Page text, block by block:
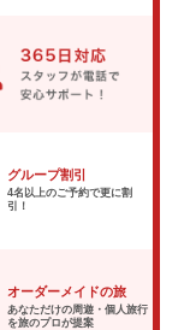
グループ割引
4名以上のご予約で更に割
引！
オーダーメイドの旅
あなただけの周遊・個人旅行
を旅のプロが提案